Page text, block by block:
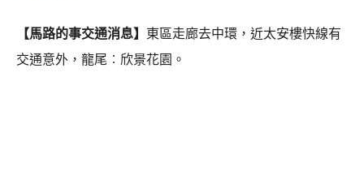
【馬路的事交通消息】 東區走廊去中環，近太安樓快線有
交通意外，龍尾︰欣景花園。